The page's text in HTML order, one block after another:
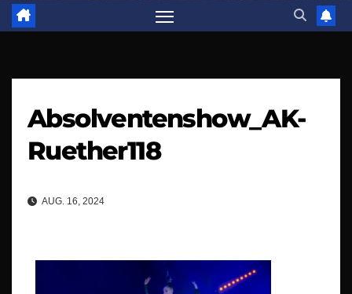
Absolventenshow_AK-
Ruether118
AUG. 16, 2024